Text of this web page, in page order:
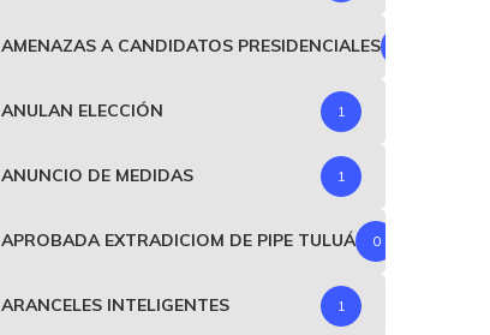
AMENAZAS A CANDIDATOS PRESIDENCIALES
ANULAN ELECCIÓN 1
ANUNCIO DE MEDIDAS 1
APROBADA EXTRADICIOM DE PIPE TULUÁ 0
ARANCELES INTELIGENTES 1